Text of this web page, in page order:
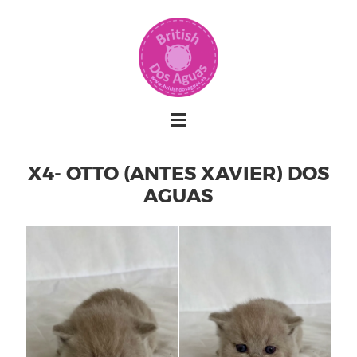
X4- OTTO (ANTES XAVIER) DOS
AGUAS